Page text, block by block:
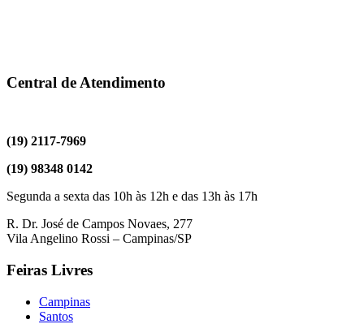
Central de Atendimento
(19) 2117-7969
(19) 98348 0142
Segunda a sexta das 10h às 12h e das 13h às 17h
R. Dr. José de Campos Novaes, 277
Vila Angelino Rossi – Campinas/SP
Feiras Livres
Campinas
Santos